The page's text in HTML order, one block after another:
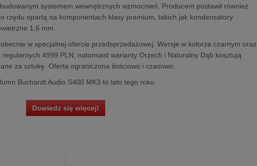
systemem wewnętrznych wzmocnień. Producent postawił również
rzędu opartą na komponentach klasy premium, takich jak kondensatory
1,6 mm.
w specjalnej ofercie przedsprzedażowej. Wersje w kolorze czarnym oraz
regularnych 4999 PLN, natomiast warianty Orzech i Naturalny Dąb kosztują
za sztukę. Oferta ograniczona ilościowo i czasowo.
Buchardt Audio S400 MK3 to lato tego roku.
Dowiedz się więcej!